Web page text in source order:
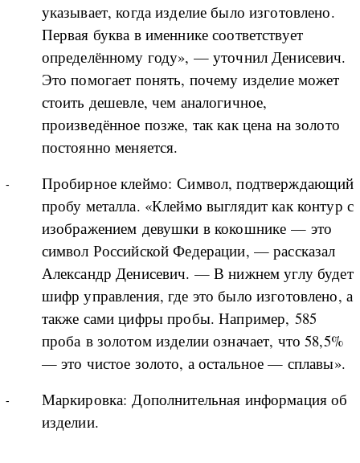
указывает, когда изделие было изготовлено.
Первая буква в именнике соответствует
определённому году», — уточнил Денисевич.
Это помогает понять, почему изделие может
стоить дешевле, чем аналогичное,
произведённое позже, так как цена на золото
постоянно меняется.
Пробирное клеймо: Символ, подтверждающий
пробу металла. «Клеймо выглядит как контур с
изображением девушки в кокошнике — это
символ Российской Федерации, — рассказал
Александр Денисевич. — В нижнем углу будет
шифр управления, где это было изготовлено, а
также сами цифры пробы. Например, 585
проба в золотом изделии означает, что 58,5%
— это чистое золото, а остальное — сплавы».
Маркировка: Дополнительная информация об
изделии.